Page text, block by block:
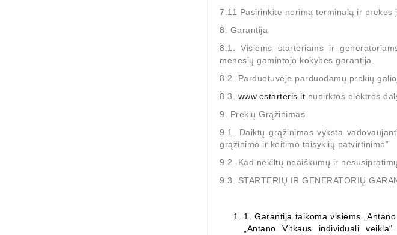
7.11 Pasirinkite norimą terminalą ir
8. Garantija
8.1. Visiems starteriams ir
mėnesių gamintojo kokybės garantija.
8.2. Parduotuvėje parduodamų prekių
8.3. www.estarteris.lt nupirktos elektros
9. Prekių Grąžinimas
9.1. Daiktų grąžinimas vyksta
grąžinimo ir keitimo taisyklių patvirtinimo”
9.2. Kad nekiltų neaiškumų ir
9.3. STARTERIŲ IR GENERATORIŲ
1.Garantija taikoma visiems
„Antano Vitkaus individuali